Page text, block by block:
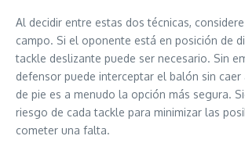
Al decidir entre estas dos técnicas,
campo. Si el oponente está en posición de
tackle deslizante puede ser necesario. Sin
defensor puede interceptar el balón sin caer
de pie es a menudo la opción más segura.
riesgo de cada tackle para minimizar las
cometer una falta.